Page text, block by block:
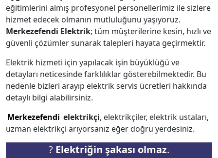
eğitimlerini almış profesyonel personellerimiz ile sizlere
hizmet edecek olmanın mutluluğunu yaşıyoruz.
Merkezefendi Elektrik; tüm müşterilerine kesin, hızlı ve
güvenli çözümler sunarak talepleri hayata geçirmektir.
Elektrik hizmeti için yapılacak işin büyüklüğü ve
detayları neticesinde farklılıklar gösterebilmektedir. Bu
nedenle bizleri arayıp elektrik servis ücretleri hakkında
detaylı bilgi alabilirsiniz.
Merkezefendi elektrikçi, elektrikçiler, elektrik ustaları,
uzman elektrikçi arıyorsanız eğer doğru yerdesiniz.
? Elektriğin şakası olmaz.